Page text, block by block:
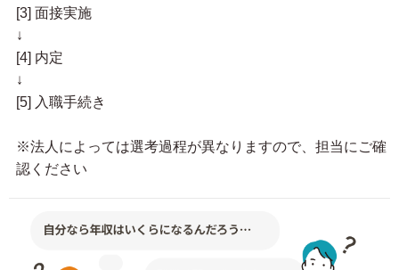
[3] 面接実施
↓
[4] 内定
↓
[5] 入職手続き
※法人によっては選考過程が異なりますので、担当にご確
認ください